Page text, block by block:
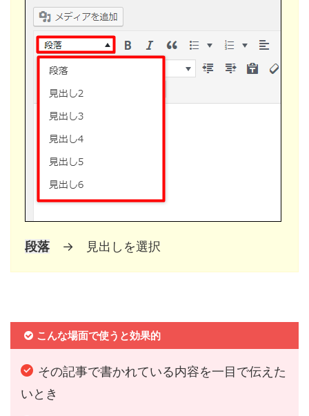
段落 → 見出しを選択
こんな場面で使うと効果的
その記事で書かれている内容を一目で伝えた
いとき